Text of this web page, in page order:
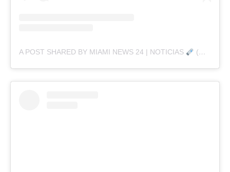
A POST SHARED BY MIAMI NEWS 24 | NOTICIAS (@MIAMINEWS24OFFICIAL)